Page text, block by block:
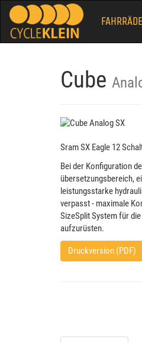
Cube
Sram SX Eagle 12
Bei der Konfiguration
übersetzungsbereich,
leistungsstarke
verpasst - maximale
SizeSplit System für
aufzurüsten.
Druckversion (PDF)